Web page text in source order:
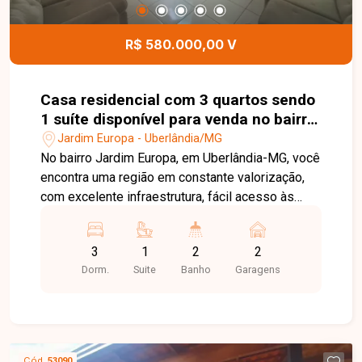
R$ 580.000,00 V
Casa residencial com 3 quartos sendo
1 suíte disponível para venda no bairro
Jardim Europa em Uberlândia-MG
Jardim Europa - Uberlândia/MG
No bairro Jardim Europa, em Uberlândia-MG, você
encontra uma região em constante valorização,
com excelente infraestrutura, fácil acesso às
supermercados, escolas, farmácias e diversos
comércios, proporcionando praticidade e
qualidade de vida. Casa disponível para venda
serviço e 2 vagas de garagem. O imóvel oferece
3
Dorm.
1
Suite
2
Banho
2
Garagens